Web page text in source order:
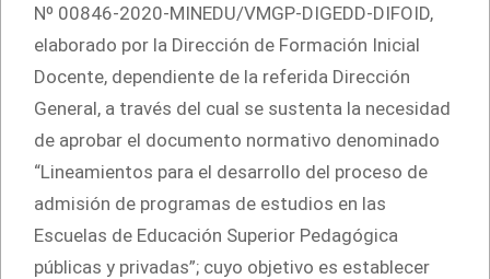
Nº 00846-2020-MINEDU/VMGP-DIGEDD-DIFOID,
elaborado por la Dirección de Formación Inicial
Docente, dependiente de la referida Dirección
General, a través del cual se sustenta la necesidad
de aprobar el documento normativo denominado
“Lineamientos para el desarrollo del proceso de
admisión de programas de estudios en las
Escuelas de Educación Superior Pedagógica
públicas y privadas”; cuyo objetivo es establecer